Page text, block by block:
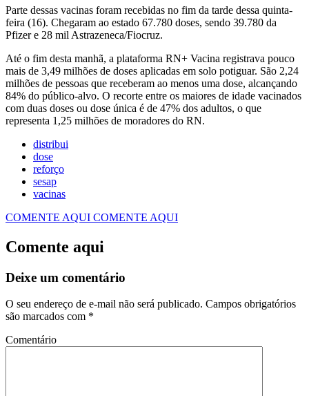
Parte dessas vacinas foram recebidas no fim da tarde dessa quinta-
feira (16). Chegaram ao estado 67.780 doses, sendo 39.780 da
Pfizer e 28 mil Astrazeneca/Fiocruz.
Até o fim desta manhã, a plataforma RN+ Vacina registrava pouco
mais de 3,49 milhões de doses aplicadas em solo potiguar. São 2,24
milhões de pessoas que receberam ao menos uma dose, alcançando
84% do público-alvo. O recorte entre os maiores de idade vacinados
com duas doses ou dose única é de 47% dos adultos, o que
representa 1,25 milhões de moradores do RN.
distribui
dose
reforço
sesap
vacinas
COMENTE AQUI COMENTE AQUI
Comente aqui
Deixe um comentário
O seu endereço de e-mail não será publicado. Campos obrigatórios
são marcados com *
Comentário